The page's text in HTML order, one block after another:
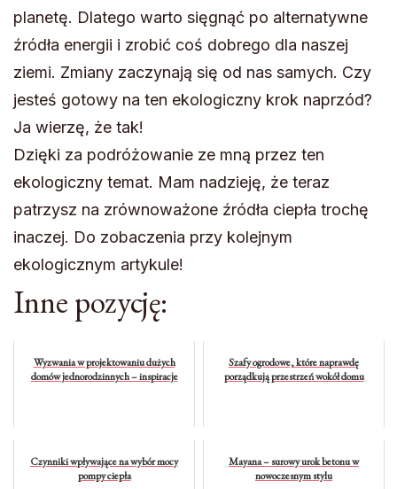
planetę. Dlatego warto sięgnąć po alternatywne
źródła energii i zrobić coś dobrego dla naszej
ziemi. Zmiany zaczynają się od nas samych. Czy
jesteś gotowy na ten ekologiczny krok naprzód?
Ja wierzę, że tak!
Dzięki za podróżowanie ze mną przez ten
ekologiczny temat. Mam nadzieję, że teraz
patrzysz na zrównoważone źródła ciepła trochę
inaczej. Do zobaczenia przy kolejnym
ekologicznym artykule!
Inne pozycję:
Wyzwania w projektowaniu dużych
domów jednorodzinnych – inspiracje
Szafy ogrodowe, które naprawdę
porządkują przestrzeń wokół domu
Czynniki wpływające na wybór mocy
pompy ciepła
Mayana – surowy urok betonu w
nowoczesnym stylu